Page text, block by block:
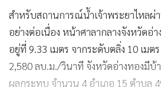
สำหรับสถานการณ์น้ำเจ้าพระยาไหลผ่
อย่างต่อเนื่อง หน้าศาลากลางจังหวัดอ่
อยู่ที่ 9.33 เมตร จากระดับตลิ่ง 10 เม
2,580 ลบ.ม./วินาที จังหวัดอ่างทองมีบ้
ผลกระทบ จำนวน 4 อำเภอ 15 ตำบล